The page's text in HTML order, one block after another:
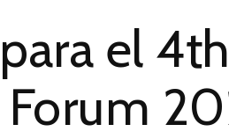
el
Forum